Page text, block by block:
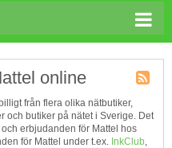
Tagg
online
från flera olika nätbutiker,
och butiker på nätet i Sverige. Det
erbjudanden för Mattel hos
för Mattel under t.ex. InkClub,